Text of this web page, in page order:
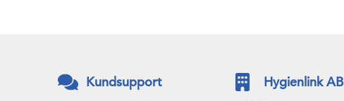
Kundsupport Hygienlink AB